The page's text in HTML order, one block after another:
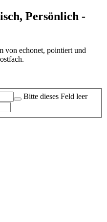
Persönlich -
von echonet, pointiert und
Bitte dieses Feld leer